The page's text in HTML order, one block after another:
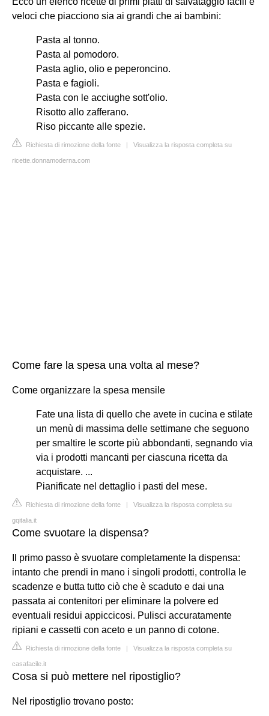
veloci che piacciono sia ai grandi che ai bambini:
Pasta al tonno.
Pasta al pomodoro.
Pasta aglio, olio e peperoncino.
Pasta e fagioli.
Pasta con le acciughe sott'olio.
Risotto allo zafferano.
Riso piccante alle spezie.
Richiesta di rimozione della fonte | Visualizza la risposta completa su
ricette.donnamoderna.com
Come fare la spesa una volta al mese?
Come organizzare la spesa mensile
Fate una lista di quello che avete in cucina e stilate
un menù di massima delle settimane che seguono
per smaltire le scorte più abbondanti, segnando via
via i prodotti mancanti per ciascuna ricetta da
acquistare. ...
Pianificate nel dettaglio i pasti del mese.
Richiesta di rimozione della fonte | Visualizza la risposta completa su
gqitalia.it
Come svuotare la dispensa?
Il primo passo è svuotare completamente la dispensa:
intanto che prendi in mano i singoli prodotti, controlla le
scadenze e butta tutto ciò che è scaduto e dai una
passata ai contenitori per eliminare la polvere ed
eventuali residui appiccicosi. Pulisci accuratamente
ripiani e cassetti con aceto e un panno di cotone.
Richiesta di rimozione della fonte | Visualizza la risposta completa su
casafacile.it
Cosa si può mettere nel ripostiglio?
Nel ripostiglio trovano posto: